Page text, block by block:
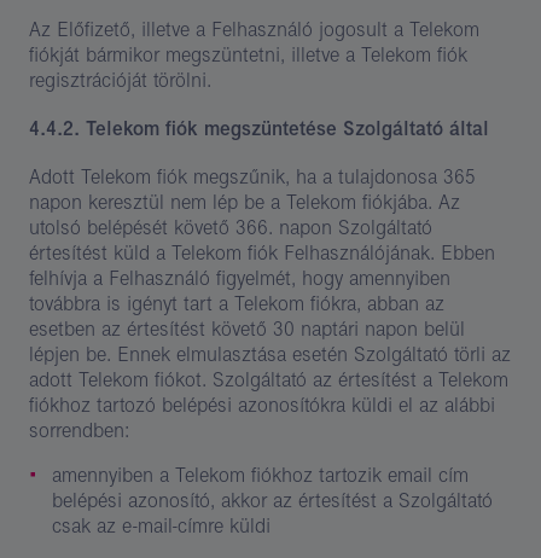
Az Előfizető, illetve a Felhasználó jogosult a Telekom
fiókját bármikor megszüntetni, illetve a Telekom fiók
regisztrációját törölni.
4.4.2. Telekom fiók megszüntetése Szolgáltató által
Adott Telekom fiók megszűnik, ha a tulajdonosa 365
napon keresztül nem lép be a Telekom fiókjába. Az
utolsó belépését követő 366. napon Szolgáltató
értesítést küld a Telekom fiók Felhasználójának. Ebben
felhívja a Felhasználó figyelmét, hogy amennyiben
továbbra is igényt tart a Telekom fiókra, abban az
esetben az értesítést követő 30 naptári napon belül
lépjen be. Ennek elmulasztása esetén Szolgáltató törli az
adott Telekom fiókot. Szolgáltató az értesítést a Telekom
fiókhoz tartozó belépési azonosítókra küldi el az alábbi
sorrendben:
amennyiben a Telekom fiókhoz tartozik email cím
belépési azonosító, akkor az értesítést a Szolgáltató
csak az e-mail-címre küldi